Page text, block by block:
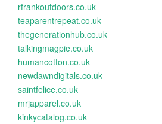
rfrankoutdoors.co.uk
teaparentrepeat.co.uk
thegenerationhub.co.uk
talkingmagpie.co.uk
humancotton.co.uk
newdawndigitals.co.uk
saintfelice.co.uk
mrjapparel.co.uk
kinkycatalog.co.uk